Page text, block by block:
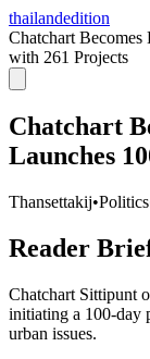
thailandedition
Chatchart
with 261 Projects
Chatchart
Launches
Thansettakij•Politics
Reader
Chatchart Sittipunt
initiating a 100-day
urban issues.